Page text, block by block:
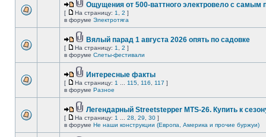
Ощущения от 500-ваттного электровело с самым
[ На страницу: 1 2 ]
в форуме Электротяга
Вялый парад 1 августа 2026 опять по садовке
[ На страницу: 1 2 ]
в форуме Слеты-фестивали
Интересные факты
[ На страницу: 1 115 116 117 ]
в форуме Разное
Легендарный Streetstepper MTS-26. Купить к
[ На страницу: 1 28 29 30 ]
в форуме Не наши конструкции (Европа, Америка и прочие буржуи)